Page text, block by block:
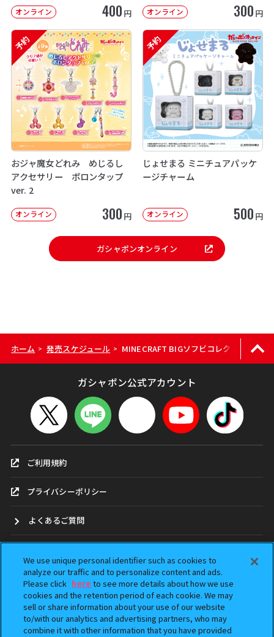
オンライン 400 円 オンライン 300 円
予約
おジャ魔女どれみ めじるし
アクセサリー ポロンタップ
ver. 2
オンライン 300 円
予約
じょせまる ミニチュアパッケ
ージチャーム
オンライン 500 円
ガシャポンオンライン
ホーム > 発売スケジュール > MINECRAFT BIGソフビコレクション
ガシャポン公式アカウント
ご利用規約
プライバシーポリシー
よくあるご質問
ガシャポンどこ？
アンケート
We use unique personal identifier such as cookies to
analyze our traffic and to personalize content and ads.
Please click here to see more details about how we use
cookies and the retention period of each cookie. We may
sell or share information about your use of our website
to/with our analytics and advertising partners, who may
combine it with other information that you have provided